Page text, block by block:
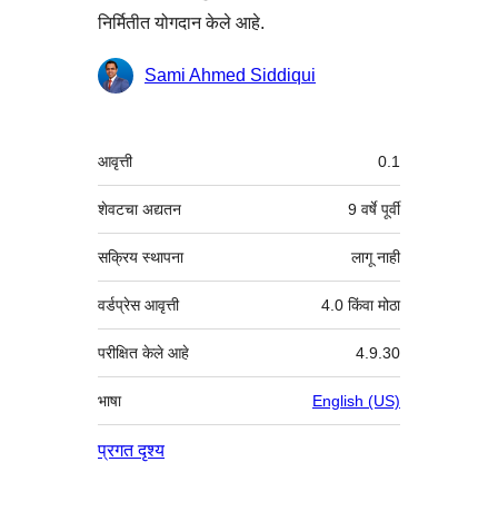
निर्मितीत योगदान केले आहे.
योगदानकर्तेSami Ahmed Siddiqui
मेटा
आवृत्ती 0.1
शेवटचा अद्यतन 9 वर्षे पूर्वी
सक्रिय स्थापना लागू नाही
वर्डप्रेस आवृत्ती 4.0 किंवा मोठा
परीक्षित केले आहे 4.9.30
भाषा English (US)
प्रगत दृश्य